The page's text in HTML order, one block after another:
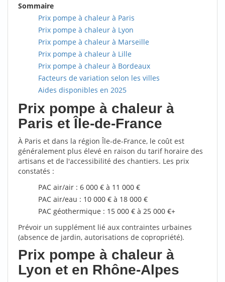
Sommaire
Prix pompe à chaleur à Paris
Prix pompe à chaleur à Lyon
Prix pompe à chaleur à Marseille
Prix pompe à chaleur à Lille
Prix pompe à chaleur à Bordeaux
Facteurs de variation selon les villes
Aides disponibles en 2025
Prix pompe à chaleur à
Paris et Île-de-France
À Paris et dans la région Île-de-France, le coût est
généralement plus élevé en raison du tarif horaire des
artisans et de l'accessibilité des chantiers. Les prix
constatés :
PAC air/air : 6 000 € à 11 000 €
PAC air/eau : 10 000 € à 18 000 €
PAC géothermique : 15 000 € à 25 000 €+
Prévoir un supplément lié aux contraintes urbaines
(absence de jardin, autorisations de copropriété).
Prix pompe à chaleur à
Lyon et en Rhône-Alpes